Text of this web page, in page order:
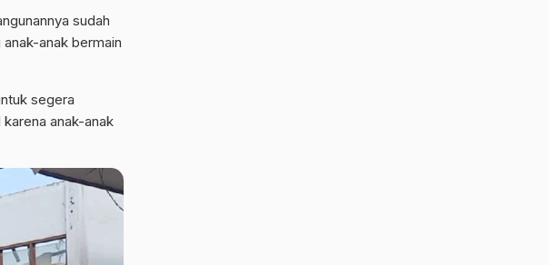
sudah
anak bermain
segera
anak-anak